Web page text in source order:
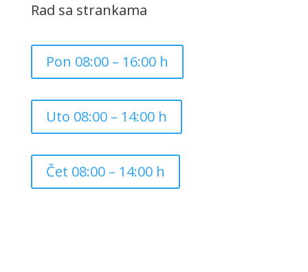
Rad sa strankama
Pon 08:00 – 16:00 h
Uto 08:00 – 14:00 h
Čet 08:00 – 14:00 h